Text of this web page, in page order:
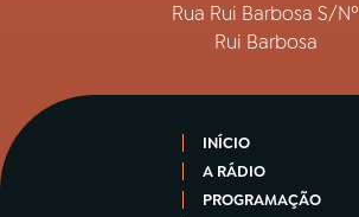
Rua Rui Barbosa S/Nº
Rui Barbosa
INÍCIO
A RÁDIO
PROGRAMAÇÃO